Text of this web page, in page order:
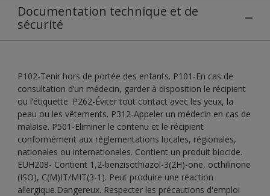
Documentation technique et de
sécurité
P102-Tenir hors de portée des enfants. P101-En cas de
consultation d’un médecin, garder à disposition le récipient
ou l’étiquette. P262-Éviter tout contact avec les yeux, la
peau ou les vêtements. P312-Appeler un médecin en cas de
malaise. P501-Eliminer le contenu et le récipient
conformément aux réglementations locales, régionales,
nationales ou internationales. Contient un produit biocide.
EUH208- Contient 1,2-benzisothiazol-3(2H)-one, octhilinone
(ISO), C(M)IT/MIT(3-1). Peut produire une réaction
allergique.Dangereux. Respecter les précautions d'emploi